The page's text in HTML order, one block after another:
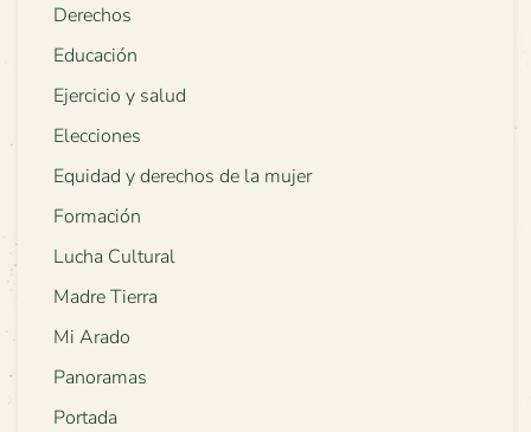
Derechos
Educación
Ejercicio y salud
Elecciones
Equidad y derechos de la mujer
Formación
Lucha Cultural
Madre Tierra
Mi Arado
Panoramas
Portada